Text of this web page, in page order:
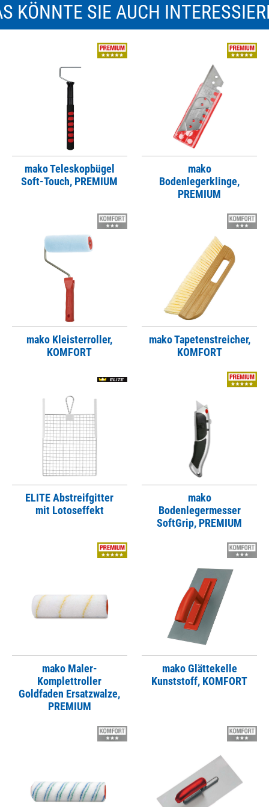
KÖNNTE SIE AUCH
mako Teleskopbügel
Soft-Touch, PREMIUM
mako
Bodenlegerklinge,
PREMIUM
mako Kleisterroller,
KOMFORT
mako Tapetenstreicher,
KOMFORT
ELITE Abstreifgitter
mit Lotoseffekt
mako
Bodenlegermesser
SoftGrip, PREMIUM
mako Maler-
Komplettroller
Goldfaden Ersatzwalze,
PREMIUM
mako Glättekelle
Kunststoff, KOMFORT